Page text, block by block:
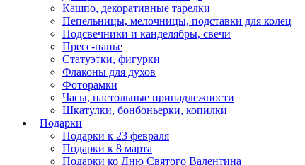
Кашпо, декоративные тарелки
Пепельницы, мелочницы, подставки для колец
Подсвечники и канделябры, свечи
Пресс-папье
Статуэтки, фигурки
Флаконы для духов
Фоторамки
Часы, настольные принадлежности
Шкатулки, бонбоньерки, копилки
Подарки
Подарки к 23 февраля
Подарки к 8 марта
Подарки ко Дню Святого Валентина